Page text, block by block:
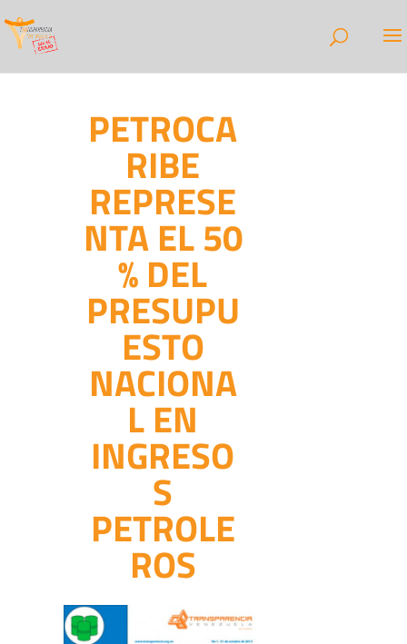
PETROCA
RIBE
REPRESE
NTA EL 50
% DEL
PRESUPU
ESTO
NACIONA
L EN
INGRESO
S
PETROLE
ROS